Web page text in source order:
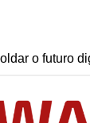
o futuro